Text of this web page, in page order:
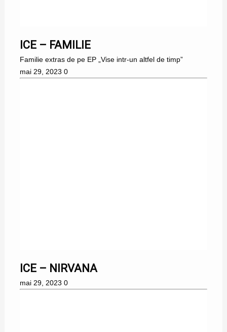
ICE – FAMILIE
Familie extras de pe EP „Vise intr-un altfel de timp”
mai 29, 2023 0
ICE – NIRVANA
mai 29, 2023 0